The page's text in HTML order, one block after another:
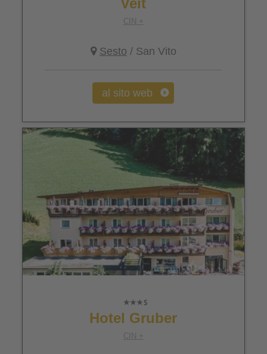
Veit
CIN +
Sesto / San Vito
al sito web
Hotel Gruber
CIN +